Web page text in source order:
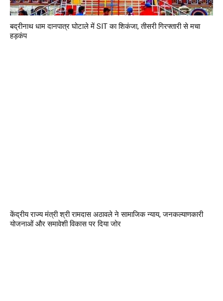
बद्रीनाथ धाम दानपात्र घोटाले में SIT का शिकंजा, तीसरी गिरफ्तारी से मचा
हड़कंप
केंद्रीय राज्य मंत्री श्री रामदास अठावले ने सामाजिक न्याय, जनकल्याणकारी
योजनाओं और समावेशी विकास पर दिया जोर